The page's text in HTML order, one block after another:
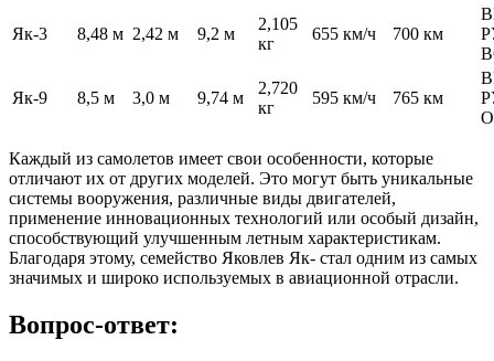
Як-3 8,48 м 2,42 м 9,2 м
2,105
кг
655 км/ч 700 км
Як-9 8,5 м 3,0 м 9,74 м
2,720
кг
595 км/ч 765 км
Каждый из самолетов имеет свои особенности, которые
отличают их от других моделей. Это могут быть уникальные
системы вооружения, различные виды двигателей,
применение инновационных технологий или особый дизайн,
способствующий улучшенным летным характеристикам.
Благодаря этому, семейство Яковлев Як- стал одним из самых
значимых и широко используемых в авиационной отрасли.
Вопрос-ответ: